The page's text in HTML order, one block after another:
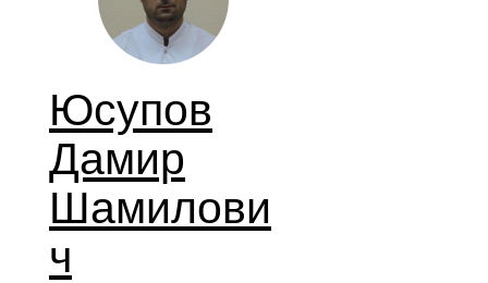
Юсупов
Дамир
Шамилови
ч